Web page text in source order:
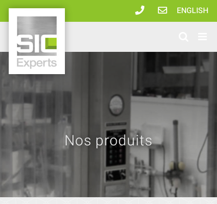
Passer
au
contenu
ENGLISH
Nos produits